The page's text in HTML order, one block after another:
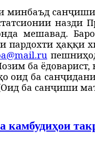
санҷиши
назди
мешавад.
пардохти ҳаққи
ба ёдоварист,
ба
ба санҷиши
камбудиҳои